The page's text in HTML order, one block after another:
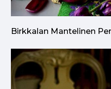
Birkkalan Mantelinen